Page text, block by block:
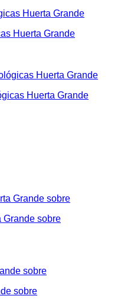
Huerta Grande
Huerta Grande
Grande sobre
sobre